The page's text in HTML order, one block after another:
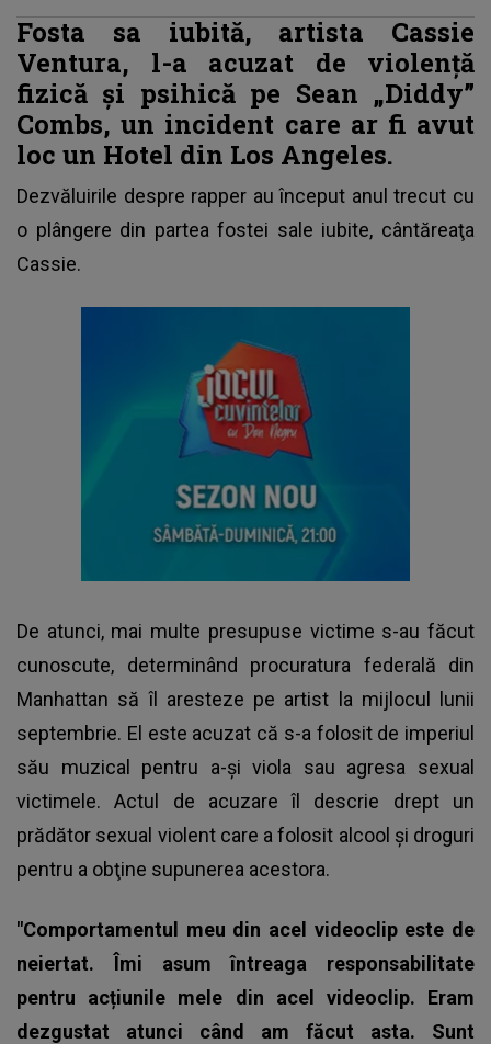
Fosta sa iubită, artista Cassie
Ventura, l-a acuzat de violenţă
fizică şi psihică pe Sean „Diddy”
Combs, un incident care ar fi avut
loc un Hotel din Los Angeles.
Dezvăluirile despre rapper au început anul trecut cu
o plângere din partea fostei sale iubite, cântăreaţa
Cassie.
De atunci, mai multe presupuse victime s-au făcut
cunoscute, determinând procuratura federală din
Manhattan să îl aresteze pe artist la mijlocul lunii
septembrie. El este acuzat că s-a folosit de imperiul
său muzical pentru a-şi viola sau agresa sexual
victimele. Actul de acuzare îl descrie drept un
prădător sexual violent care a folosit alcool şi droguri
pentru a obţine supunerea acestora.
"Comportamentul meu din acel videoclip este de
neiertat. Îmi asum întreaga responsabilitate
pentru acțiunile mele din acel videoclip. Eram
dezgustat atunci când am făcut asta. Sunt